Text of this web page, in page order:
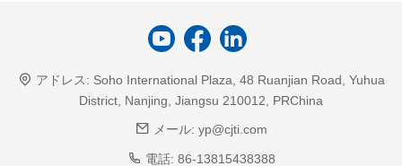
アドレス: Soho International Plaza, 48 Ruanjian Road, Yuhua
District, Nanjing, Jiangsu 210012, PRChina
メール: yp@cjti.com
電話: 86-13815438388